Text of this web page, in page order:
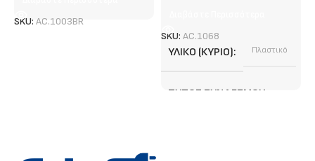
SKU: AC.1003BR
SKU: AC.1068
ΥΛΙΚΌ (ΚΎΡΙΟ) Πλαστικό
ΤΎΠΟΣ ΣΥΝΔΈΣΜΟΥ